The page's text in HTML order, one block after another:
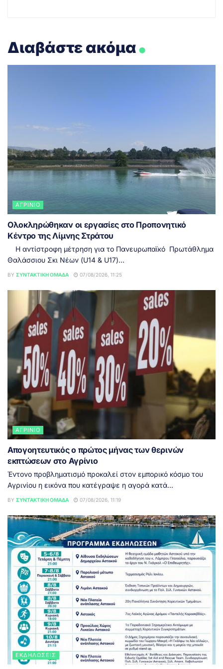
Διαβάστε ακόμα.
ΑΓΡΊΝΙΟ
Ολοκληρώθηκαν οι εργασίες στο Προπονητικό
Κέντρο της Λίμνης Στράτου
Η αντίστροφη μέτρηση για το Πανευρωπαϊκό Πρωτάθλημα
Θαλάσσιου Σκι Νέων (U14 & U17)...
BY ΣΥΝΤΑΚΤΙΚΉ ΟΜΆΔΑ 07/08/2026, 11:25
ΑΓΡΊΝΙΟ
Απογοητευτικός ο πρώτος μήνας των θερινών
εκπτώσεων στο Αγρίνιο
Έντονο προβληματισμό προκαλεί στον εμπορικό κόσμο του
Αγρινίου η εικόνα που κατέγραψε η αγορά κατά...
BY ΣΥΝΤΑΚΤΙΚΉ ΟΜΆΔΑ 07/08/2026, 11:19
ΕΚΔΗΛΏΣΕΙΣ